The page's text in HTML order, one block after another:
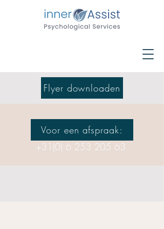
Flyer downloaden
Voor een afspraak:
+31(0) 6 253 205 63